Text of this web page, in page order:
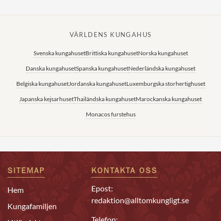
VÄRLDENS KUNGAHUS
Svenska kungahusetBrittiska kungahusetNorska kungahuset
Danska kungahusetSpanska kungahusetNederländska kungahuset
Belgiska kungahusetJordanska kungahusetLuxemburgska storhertighuset
Japanska kejsarhusetThailändska kungahusetMarockanska kungahuset
Monacos furstehus
SITEMAP
Hem
Kungafamiljen
KONTAKTA OSS
Epost:
redaktion@alltomkungligt.se